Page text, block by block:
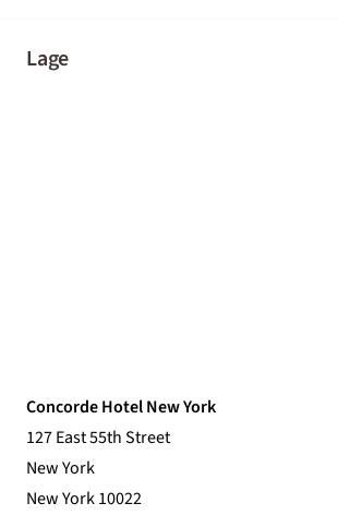
Lage
Concorde Hotel New York
127 East 55th Street
New York
New York 10022